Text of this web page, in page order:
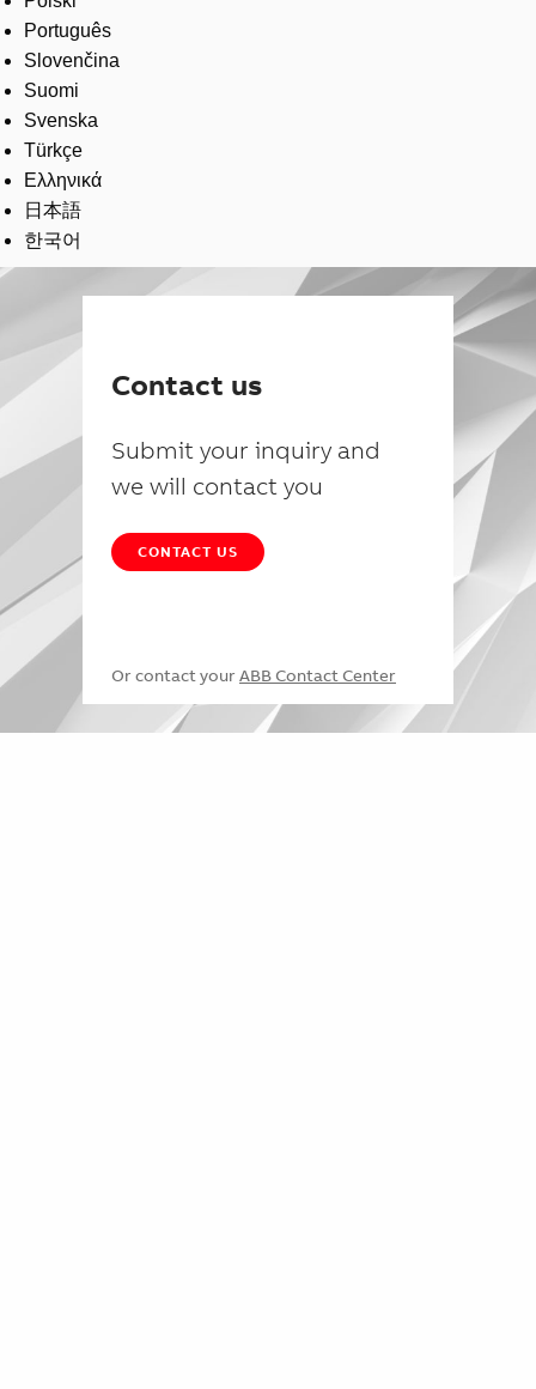
Português
Slovenčina
Suomi
Svenska
Türkçe
Ελληνικά
日本語
한국어
Contact us
Submit your inquiry and
we will contact you
CONTACT US
Or contact your ABB Contact Center